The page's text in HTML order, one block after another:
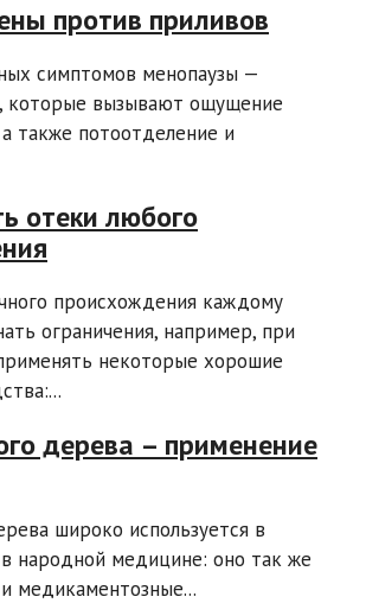
против приливов
симптомов менопаузы —
которые вызывают ощущение
а также потоотделение и
отеки любого
происхождения каждому
ограничения, например, при
некоторые хорошие
дерева – применение
широко используется в
народной медицине: оно так же
медикаментозные...